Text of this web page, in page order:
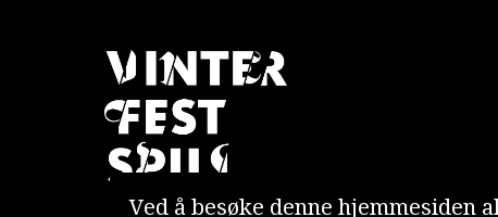
Ved å besøke denne